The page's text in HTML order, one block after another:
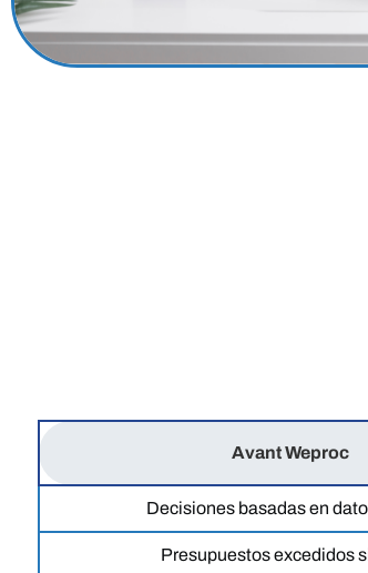
Avant Weproc
Decisiones basadas en
Presupuestos excedidos